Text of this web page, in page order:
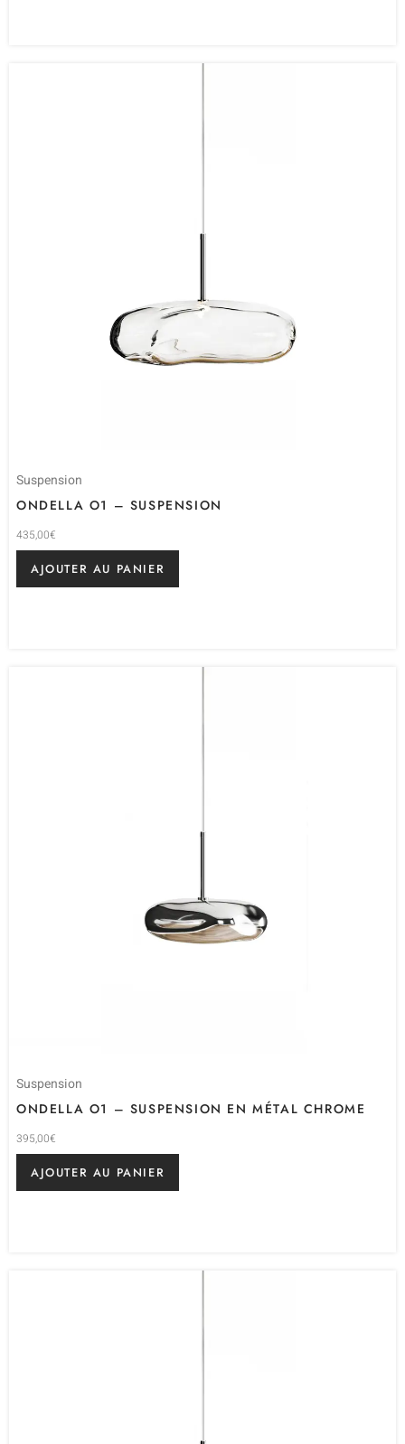
Suspension
ONDELLA O1 – SUSPENSION
435,00€
AJOUTER AU PANIER
Suspension
ONDELLA O1 – SUSPENSION EN MÉTAL CHROME
395,00€
AJOUTER AU PANIER